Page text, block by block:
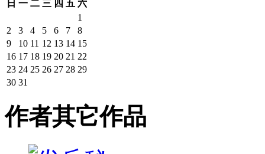
日 一 二 三 四 五 六
1
2
3 4 5 6 7
8
9
10 11 12 13 14 15
16 17 18 19 20 21 22
23 24 25 26 27 28 29
30 31
作者其它作品